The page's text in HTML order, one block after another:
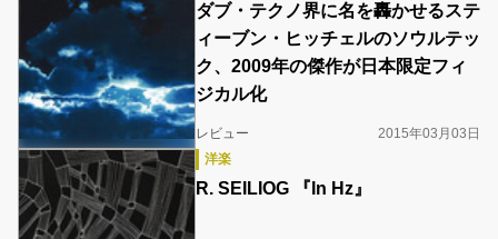
ダブ・テクノ界に名を轟かせるステ
ィーブン・ヒッチェルのソウルテッ
ク、2009年の傑作が日本限定フィ
ジカル化
レビュー
2015年03月03日
洋楽
R. SEILIOG 『In Hz』